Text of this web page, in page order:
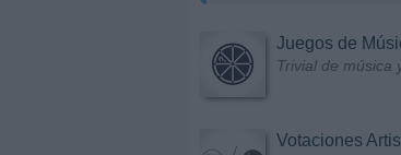
Juegos de
Trivial de música
Votaciones